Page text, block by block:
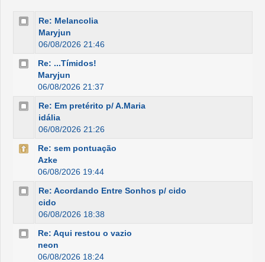
Re: Melancolia
Maryjun
06/08/2026 21:46
Re: ...Tímidos!
Maryjun
06/08/2026 21:37
Re: Em pretérito p/ A.Maria
idália
06/08/2026 21:26
Re: sem pontuação
Azke
06/08/2026 19:44
Re: Acordando Entre Sonhos p/ cido
cido
06/08/2026 18:38
Re: Aqui restou o vazio
neon
06/08/2026 18:24